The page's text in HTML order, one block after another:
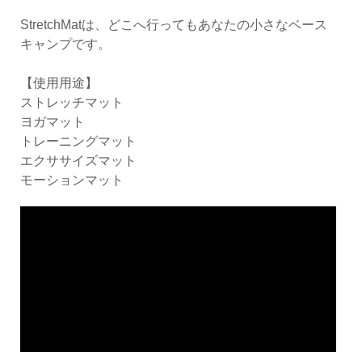
StretchMatは、どこへ行ってもあなたの小さなベース
キャンプです。
【使用用途】
ストレッチマット
ヨガマット
トレーニングマット
エクササイズマット
モーションマット